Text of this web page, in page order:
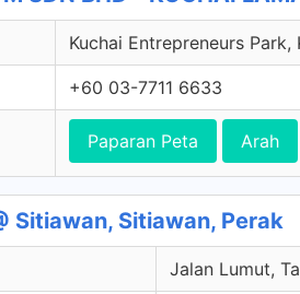
Kuchai Entrepreneurs Park,
+60 03-7711 6633
Paparan Peta Arah
Sitiawan, Sitiawan, Perak
Jalan Lumut,